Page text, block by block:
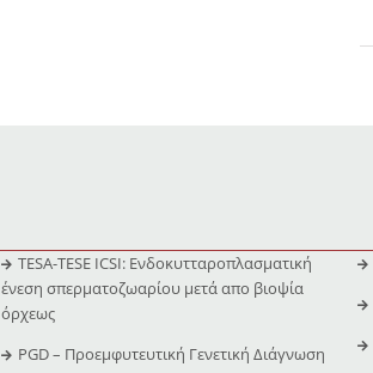
TESA-TESE ICSI: Ενδοκυτταροπλασματική
ένεση σπερματοζωαρίου μετά απο βιοψία
όρχεως
PGD – Προεμφυτευτική Γενετική Διάγνωση